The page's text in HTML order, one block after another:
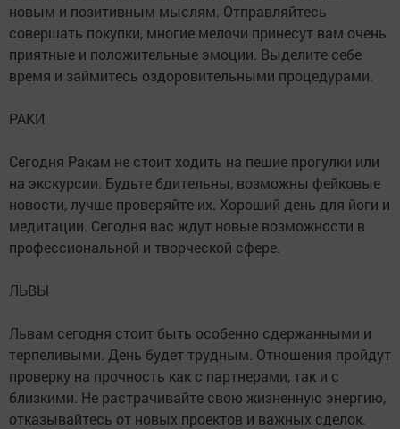
новым и позитивным мыслям. Отправляйтесь
совершать покупки, многие мелочи принесут вам очень
приятные и положительные эмоции. Выделите себе
время и займитесь оздоровительными процедурами.
РАКИ
Сегодня Ракам не стоит ходить на пешие прогулки или
на экскурсии. Будьте бдительны, возможны фейковые
новости, лучше проверяйте их. Хороший день для йоги и
медитации. Сегодня вас ждут новые возможности в
профессиональной и творческой сфере.
ЛЬВЫ
Львам сегодня стоит быть особенно сдержанными и
терпеливыми. День будет трудным. Отношения пройдут
проверку на прочность как с партнерами, так и с
близкими. Не растрачивайте свою жизненную энергию,
отказывайтесь от новых проектов и важных сделок.